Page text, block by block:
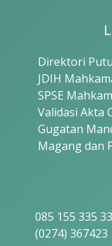
Direktori
JDIH
SPSE
Validasi Akta
Gugatan
Magang dan
085 155 335
(0274) 367423